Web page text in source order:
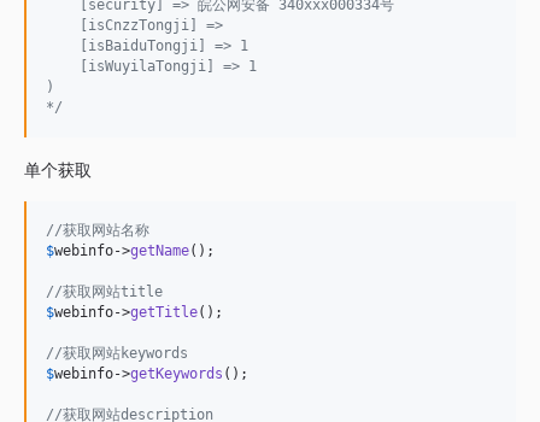
    [security] => 皖公网安备 340xxx000334号
    [isCnzzTongji] =>
    [isBaiduTongji] => 1
    [isWuyilaTongji] => 1
)
*/
单个获取
//获取网站名称
$webinfo->getName();
//获取网站title
$webinfo->getTitle();
//获取网站keywords
$webinfo->getKeywords ();
//获取网站description